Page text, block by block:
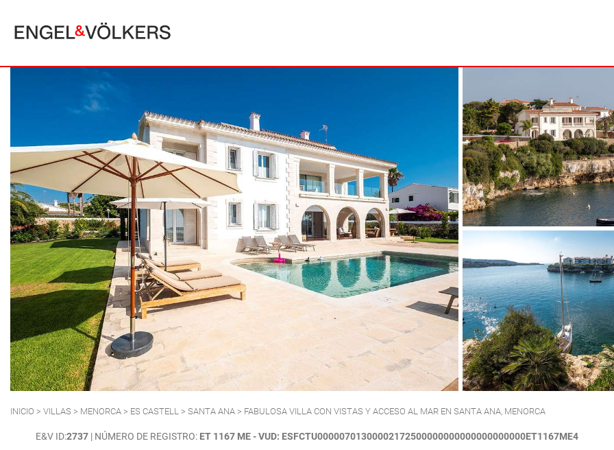
CALA SAN VICENTE
CAMPANET
FORMENTOR
MANRESA-MAL PAS
PLAYA DE MURO
POLLENSA
PUERTO ALCUDIA
SA POBLA
SANTA MARGARITA
SON SERRA DE MARINA
ALCAUFAR
ARENAL D'EN CASTELL
BINIDALÍ
BINISAFULLER - CAP D´EN FONT
CALA BLANCA
CALA GALDANA
CALA MORELL
CALA'N BRUT
CALA'N PORTER
CIUTADELLA
INICIO > VILLAS > MENORCA > ES CASTELL > SANTA ANA > FABULOSA VILLA CON VISTAS Y ACCESO AL MAR EN SANTA ANA, MENORCA
E&V ID:2737 | NÚMERO DE REGISTRO: ET 1167 ME - VUD: ESFCTU00000701300002172500000000000000000000ET1167ME4